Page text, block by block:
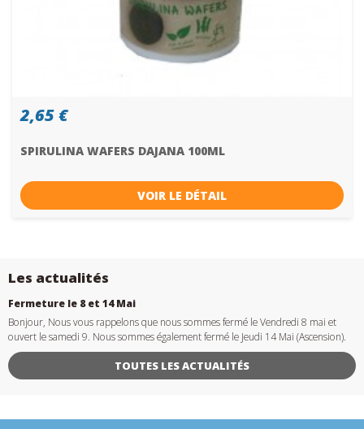
2,65 €
SPIRULINA WAFERS DAJANA 100ML
VOIR LE DÉTAIL
Les actualités
Fermeture le 8 et 14 Mai
Bonjour, Nous vous rappelons que nous sommes fermé le Vendredi 8 mai et
ouvert le samedi 9. Nous sommes également fermé le Jeudi 14 Mai (Ascension).
TOUTES LES ACTUALITÉS